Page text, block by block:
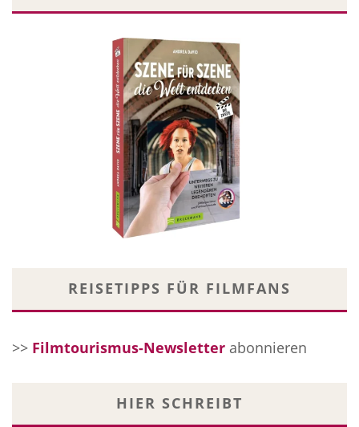
REISETIPPS FÜR FILMFANS
>> Filmtourismus-Newsletter abonnieren
HIER SCHREIBT